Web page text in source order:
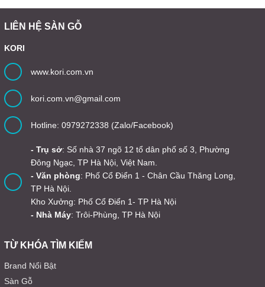
LIÊN HỆ SÀN GỖ
KORI
www.kori.com.vn
kori.com.vn@gmail.com
Hotline: 0979272338 (Zalo/Facebook)
- Trụ sở: Số nhà 37 ngõ 12 tổ dân phố số 3, Phường
Đông Ngạc, TP Hà Nội, Việt Nam.
- Văn phòng: Phố Cổ Điển 1 - Chân Cầu Thăng Long,
TP Hà Nội.
Kho Xưởng: Phố Cổ Điển 1- TP Hà Nội
- Nhà Máy: Trôi-Phùng, TP Hà Nội
TỪ KHÓA TÌM KIẾM
Brand Nổi Bật
Sàn Gỗ